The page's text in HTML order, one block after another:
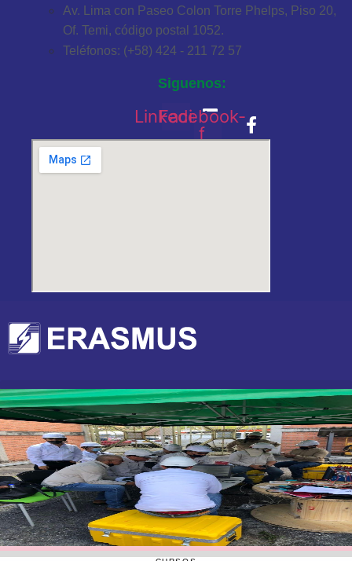
Av. Lima con Paseo Colon Torre Phelps, Piso 20,
Of. Temi, código postal 1052.
Teléfonos: (+58) 424 - 211 72 57
Siguenos:
Linkedin
Facebook-
f